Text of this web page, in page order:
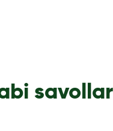
savollar